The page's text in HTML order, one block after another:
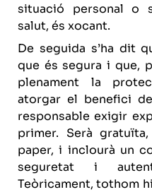
situació personal o
salut, és xocant.
De seguida s’ha dit
que és segura i que,
plenament la
atorgar el benefici
responsable exigir
primer. Serà
paper, i inclourà un
seguretat i
Teòricament, tothom